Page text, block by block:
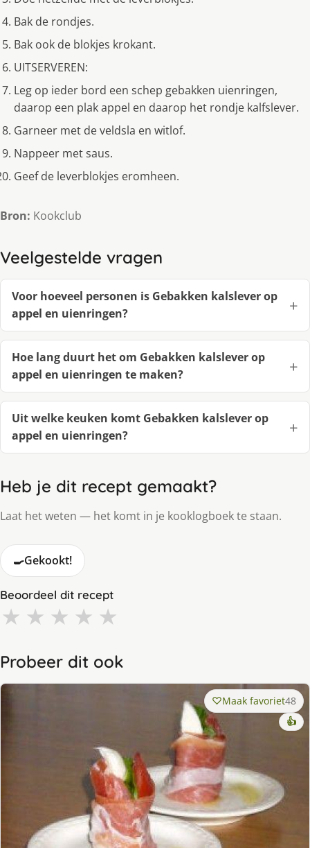
Bak de rondjes.
Bak ook de blokjes krokant.
UITSERVEREN:
Leg op ieder bord een schep gebakken uienringen,
daarop een plak appel en daarop het rondje kalfslever.
Garneer met de veldsla en witlof.
Nappeer met saus.
Geef de leverblokjes eromheen.
Bron: Kookclub
Veelgestelde vragen
Voor hoeveel personen is Gebakken kalslever op
appel en uienringen?
Hoe lang duurt het om Gebakken kalslever op
appel en uienringen te maken?
Uit welke keuken komt Gebakken kalslever op
appel en uienringen?
Heb je dit recept gemaakt?
Laat het weten — het komt in je kooklogboek te staan.
🍳Gekookt!
Beoordeel dit recept
★ ★ ★ ★ ★
Probeer dit ook
Maak favoriet48
👍